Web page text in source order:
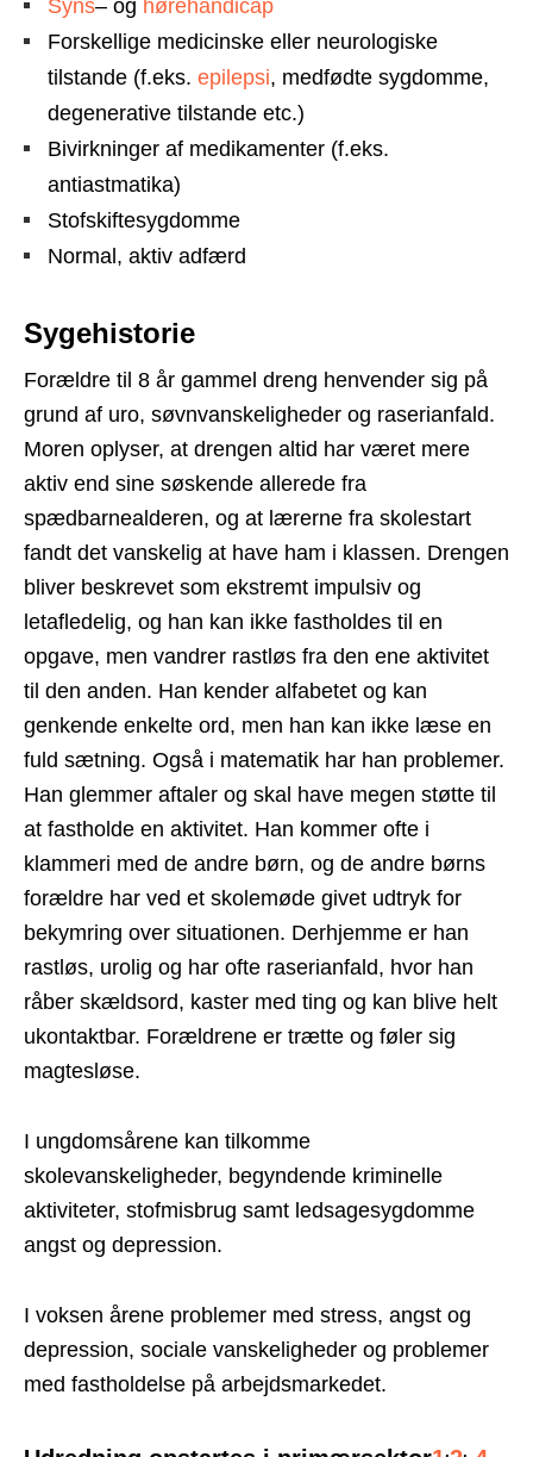
Syns– og hørehandicap
Forskellige medicinske eller neurologiske
tilstande (f.eks. epilepsi, medfødte sygdomme,
degenerative tilstande etc.)
Bivirkninger af medikamenter (f.eks.
antiastmatika)
Stofskiftesygdomme
Normal, aktiv adfærd
Sygehistorie
Forældre til 8 år gammel dreng henvender sig på
grund af uro, søvnvanskeligheder og raserianfald.
Moren oplyser, at drengen altid har været mere
aktiv end sine søskende allerede fra
spædbarnealderen, og at lærerne fra skolestart
fandt det vanskelig at have ham i klassen. Drengen
bliver beskrevet som ekstremt impulsiv og
letafledelig, og han kan ikke fastholdes til en
opgave, men vandrer rastløs fra den ene aktivitet
til den anden. Han kender alfabetet og kan
genkende enkelte ord, men han kan ikke læse en
fuld sætning. Også i matematik har han problemer.
Han glemmer aftaler og skal have megen støtte til
at fastholde en aktivitet. Han kommer ofte i
klammeri med de andre børn, og de andre børns
forældre har ved et skolemøde givet udtryk for
bekymring over situationen. Derhjemme er han
rastløs, urolig og har ofte raserianfald, hvor han
råber skældsord, kaster med ting og kan blive helt
ukontaktbar. Forældrene er trætte og føler sig
magtesløse.
I ungdomsårene kan tilkomme
skolevanskeligheder, begyndende kriminelle
aktiviteter, stofmisbrug samt ledsagesygdomme
angst og depression.
I voksen årene problemer med stress, angst og
depression, sociale vanskeligheder og problemer
med fastholdelse på arbejdsmarkedet.
, ,